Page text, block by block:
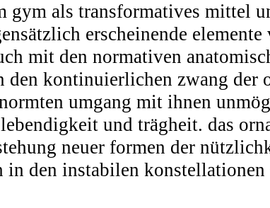
gym als transformatives mittel
erscheinende
mit den normativen
den kontinuierlichen zwang der
umgang mit ihnen
und trägheit. das
neuer formen der
in den instabilen